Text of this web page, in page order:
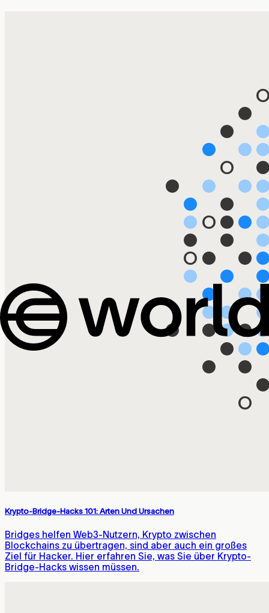
Krypto-Bridge-Hacks 101: Arten Und Ursachen
Bridges helfen Web3-Nutzern, Krypto zwischen
Blockchains zu übertragen, sind aber auch ein großes
Ziel für Hacker. Hier erfahren Sie, was Sie über Krypto-
Bridge-Hacks wissen müssen.